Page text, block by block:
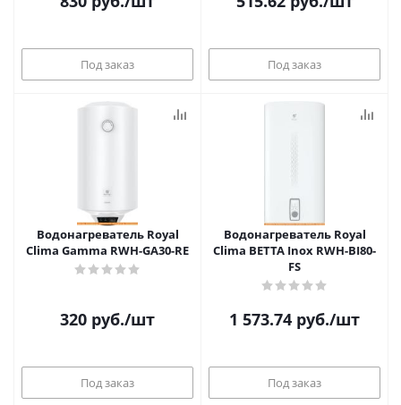
Под заказ Под заказ
Водонагреватель Royal
Clima Gamma RWH-GA30-RE
320 руб./шт
Под заказ
Водонагреватель Royal
Clima BETTA Inox RWH-BI80-
FS
1 573.74 руб./шт
Под заказ